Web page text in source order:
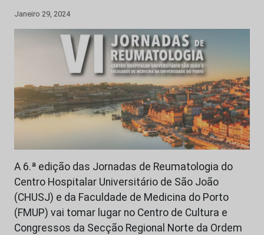
Janeiro 29, 2024
A 6.ª edição das Jornadas de Reumatologia do
Centro Hospitalar Universitário de São João
(CHUSJ) e da Faculdade de Medicina do Porto
(FMUP) vai tomar lugar no Centro de Cultura e
Congressos da Secção Regional Norte da Ordem